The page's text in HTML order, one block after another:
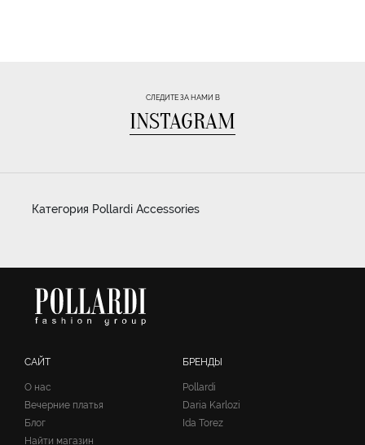
СЛЕДИТЕ ЗА НАМИ В
INSTAGRAM
Категория Pollardi Accessories
САЙТ
О нас
Вечерние платья
Блог
Найти магазин
БРЕНДЫ
Pollardi
Daria Karlozi
Ida Torez